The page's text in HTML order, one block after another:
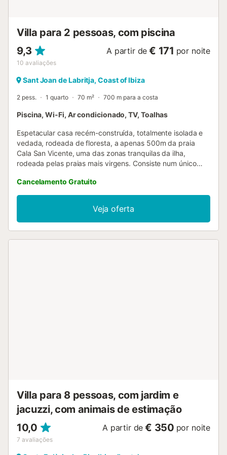
Villa para 2 pessoas, com piscina
9,3
10 avaliações
A partir de € 171 por noite
Sant Joan de Labritja, Coast of Ibiza
2 pess. 1 quarto 70 m² 700 m para a costa
Piscina, Wi-Fi, Ar condicionado, TV, Toalhas
Espetacular casa recém-construída, totalmente isolada e
vedada, rodeada de floresta, a apenas 500m da praia
Cala San Vicente, uma das zonas tranquilas da ilha,
rodeada pelas praias mais virgens. Consiste num único
pequenas. A cozinha está muito bem equipada com tudo o
que é necessário e muito mais. Churrasqueira e gazebo
onde pode desfrutar de jantares românticos à luz da lua,
junto à piscina, alpendre onde pode dormir a sesta. É
necessário um carro para aceder a todas as villas! Por
Cancelamento Gratuito
Veja oferta
Villa para 8 pessoas, com jardim e
jacuzzi, com animais de estimação
10,0
7 avaliações
A partir de € 350 por noite